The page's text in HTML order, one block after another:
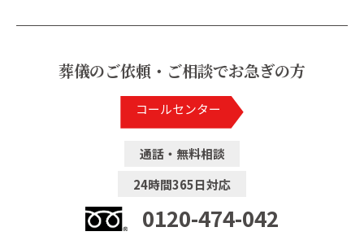
葬儀のご依頼・ご相談でお急ぎの方
コールセンター
通話・無料相談
24時間365日対応
0120-474-042